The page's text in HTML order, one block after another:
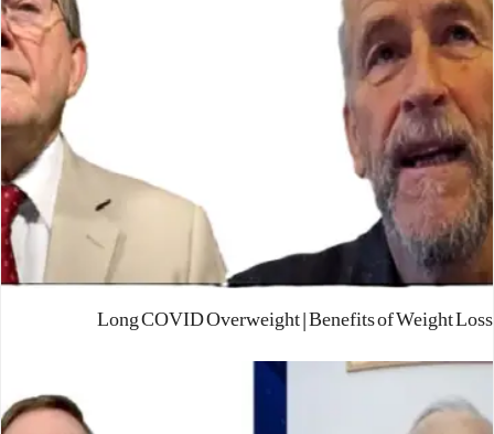
Long COVID Overweight | Benefits of Weight Loss